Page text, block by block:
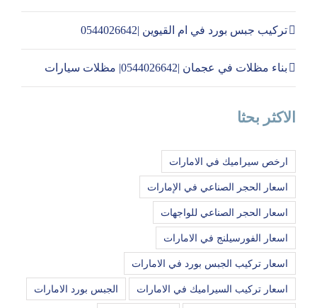
تركيب جبس بورد في ام القيوين |0544026642
بناء مظلات في عجمان |0544026642| مظلات سيارات
الاكثر بحثا
ارخص سيراميك في الامارات
اسعار الحجر الصناعي في الإمارات
اسعار الحجر الصناعي للواجهات
اسعار الفورسيلنج في الامارات
اسعار تركيب الجبس بورد في الامارات
اسعار تركيب السيراميك في الامارات الجبس بورد الامارات